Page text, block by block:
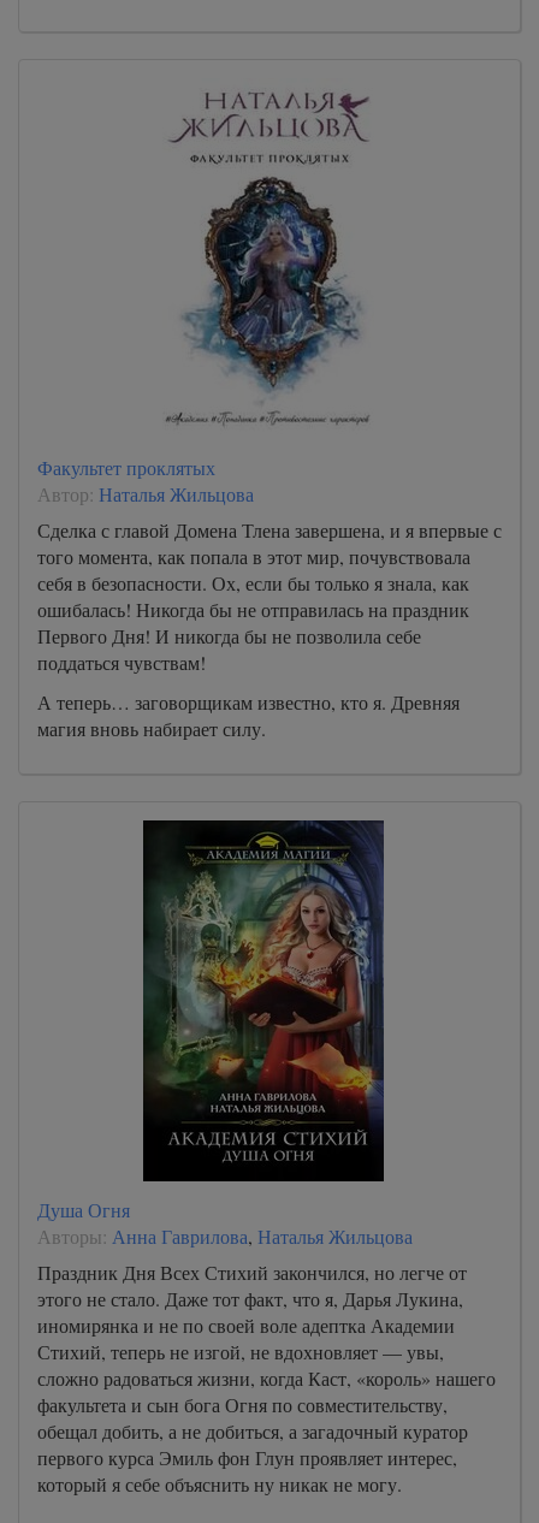
Факультет проклятых
Автор: Наталья Жильцова
Сделка с главой Домена Тлена завершена, и я впервые с
того момента, как попала в этот мир, почувствовала
себя в безопасности. Ох, если бы только я знала, как
ошибалась! Никогда бы не отправилась на праздник
Первого Дня! И никогда бы не позволила себе
поддаться чувствам!
А теперь… заговорщикам известно, кто я. Древняя
магия вновь набирает силу.
Душа Огня
Авторы: Анна Гаврилова, Наталья Жильцова
Праздник Дня Всех Стихий закончился, но легче от
этого не стало. Даже тот факт, что я, Дарья Лукина,
иномирянка и не по своей воле адептка Академии
Стихий, теперь не изгой, не вдохновляет — увы,
сложно радоваться жизни, когда Каст, «король» нашего
факультета и сын бога Огня по совместительству,
обещал добить, а не добиться, а загадочный куратор
первого курса Эмиль фон Глун проявляет интерес,
который я себе объяснить ну никак не могу.